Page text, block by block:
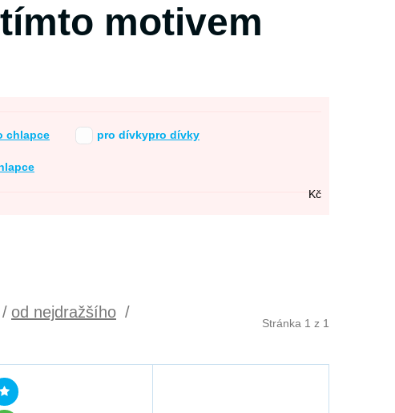
motivem
chlapce pro dívkypro dívky
Kč
/ od nejdražšího /
Stránka 1 z 1